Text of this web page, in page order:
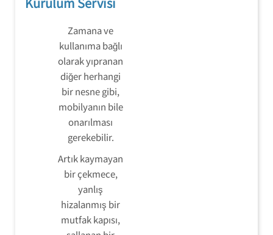
Zamana ve
kullanıma bağlı
olarak yıpranan
diğer herhangi
bir nesne gibi,
mobilyanın bile
onarılması
gerekebilir.
Artık kaymayan
bir çekmece,
yanlış
hizalanmış bir
mutfak kapısı,